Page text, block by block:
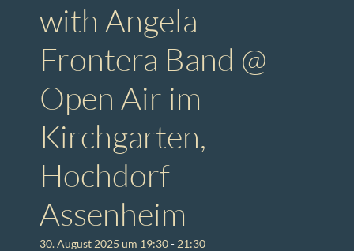
with Angela
Frontera Band @
Open Air im
Kirchgarten,
Hochdorf-
Assenheim
30. August 2025 um 19:30- 21:30